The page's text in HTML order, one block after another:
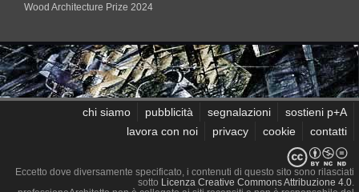
Wood Architecture Prize 2024
chi siamo pubblicità segnalazioni
sostieni p+A
lavora con noi
privacy cookie contatti
Eccetto dove diversamente specificato, i contenuti di questo sito sono rilasciati
sotto Licenza Creative Commons Attribuzione 4.0.